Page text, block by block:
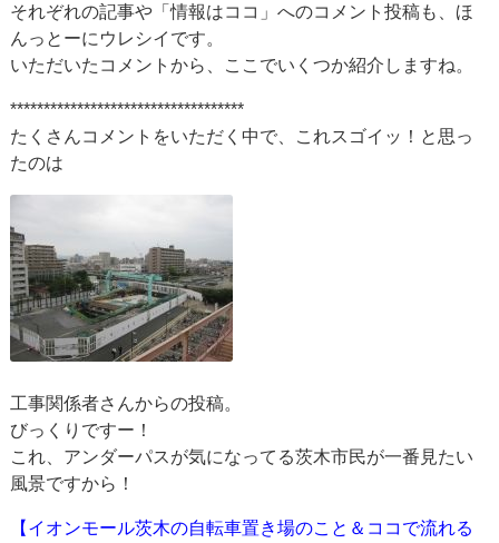
それぞれの記事や「情報はココ」へのコメント投稿も、ほ
んっとーにウレシイです。
いただいたコメントから、ここでいくつか紹介しますね。
***********************************
たくさんコメントをいただく中で、これスゴイッ！と思っ
たのは
工事関係者さんからの投稿。
びっくりですー！
これ、アンダーパスが気になってる茨木市民が一番見たい
風景ですから！
【イオンモール茨木の自転車置き場のこと＆ココで流れる